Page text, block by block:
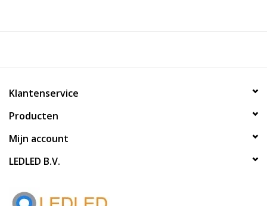
Klantenservice
Producten
Mijn account
LEDLED B.V.